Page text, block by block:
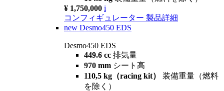
¥ 1,750,000 i
コンフィギュレーター 製品詳細
new Desmo450 EDS
Desmo450 EDS
449.6 cc 排気量
970 mm シート高
110,5 kg（racing kit） 装備重量（燃料
を除く）